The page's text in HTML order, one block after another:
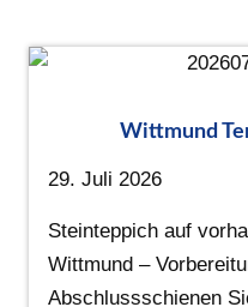
Wittmund
29. Juli 2026
Steinteppich auf
Wittmund –
Abschlussschienen